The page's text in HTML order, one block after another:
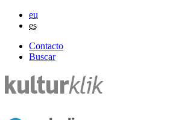
eu
es
Contacto
Buscar